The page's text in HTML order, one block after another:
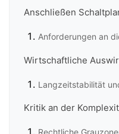
Anschließen
Anforderungen an
Wirtschaftliche
Langzeitstabilität
Kritik an der